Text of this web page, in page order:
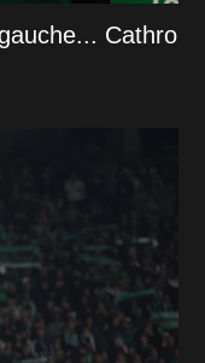
Cathro